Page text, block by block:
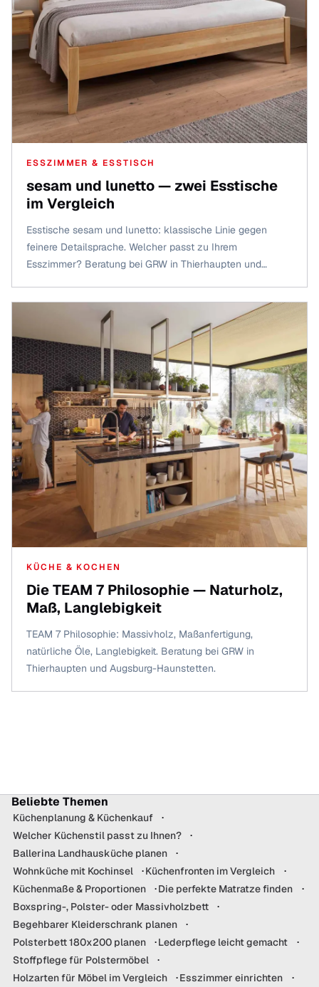
ESSZIMMER & ESSTISCH
sesam und lunetto — zwei Esstische
im Vergleich
Esstische sesam und lunetto: klassische Linie gegen
feinere Detailsprache. Welcher passt zu Ihrem
Esszimmer? Beratung bei GRW in Thierhaupten und
KÜCHE & KOCHEN
Die TEAM 7 Philosophie — Naturholz,
Maß, Langlebigkeit
TEAM 7 Philosophie: Massivholz, Maßanfertigung,
natürliche Öle, Langlebigkeit. Beratung bei GRW in
Thierhaupten und Augsburg-Haunstetten.
Beliebte Themen
Küchenplanung & Küchenkauf
Welcher Küchenstil passt zu Ihnen?
Ballerina Landhausküche planen
Wohnküche mit Kochinsel
Küchenfronten im Vergleich
Küchenmaße & Proportionen
Die perfekte Matratze finden
Boxspring-, Polster- oder Massivholzbett
Begehbarer Kleiderschrank planen
Polsterbett 180x200 planen
Lederpflege leicht gemacht
Stoffpflege für Polstermöbel
Holzarten für Möbel im Vergleich
Esszimmer einrichten